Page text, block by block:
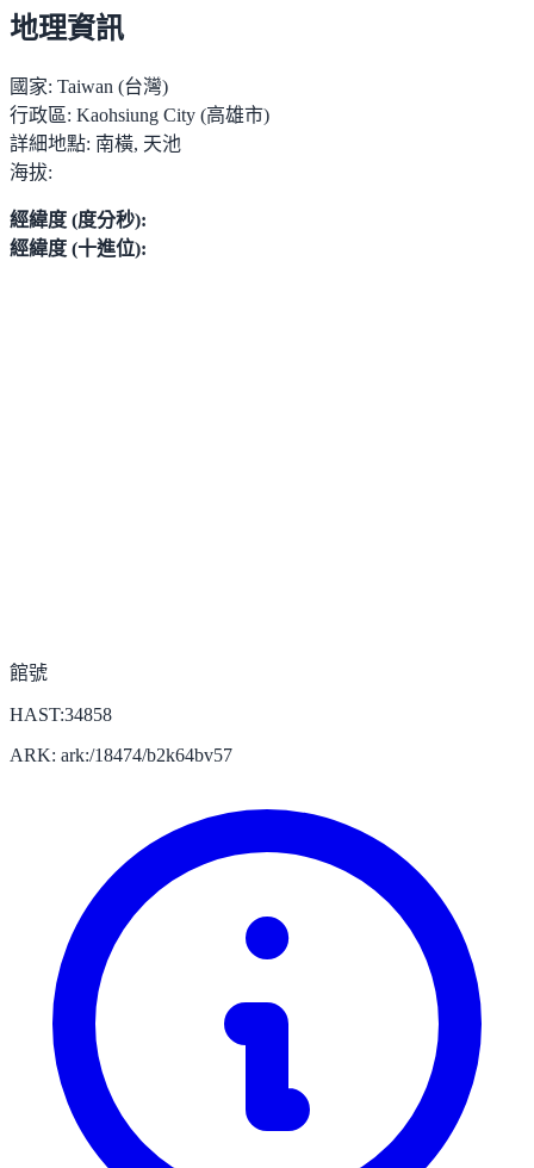
地理資訊
國家: Taiwan (台灣)
行政區: Kaohsiung City (高雄市)
詳細地點: 南橫, 天池
海拔:
經緯度 (度分秒):
經緯度 (十進位):
館號
HAST:34858
ARK: ark:/18474/b2k64bv57